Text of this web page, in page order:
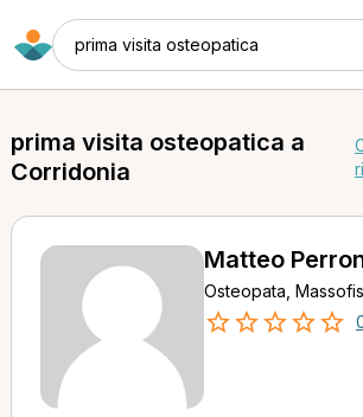
prima visita osteopatica
prima visita osteopatica a
Corridonia
Matteo
Osteopata,